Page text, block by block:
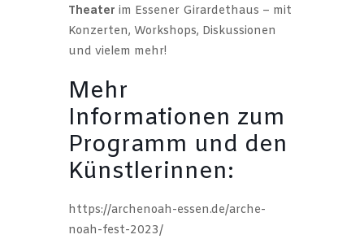
Theater im Essener Girardethaus – mit
Konzerten, Workshops, Diskussionen
und vielem mehr!
Mehr
Informationen zum
Programm und den
Künstlerinnen:
https://archenoah-essen.de/arche-
noah-fest-2023/